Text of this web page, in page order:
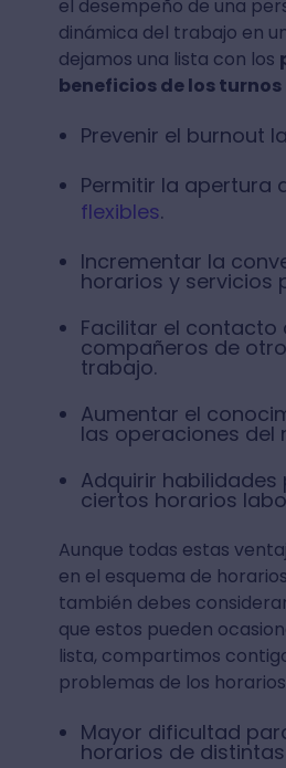
el desempeño de una
dinámica del trabajo en
dejamos una lista con los
beneficios de los
Prevenir el burnout
Permitir la apertura
flexibles.
Incrementar la
horarios y servicios
Facilitar el contacto
compañeros de
trabajo.
Aumentar el
las operaciones del
Adquirir habilidades
ciertos horarios
Aunque todas estas
en el esquema de
también debes
que estos pueden
lista, compartimos
problemas de los
Mayor dificultad
horarios de